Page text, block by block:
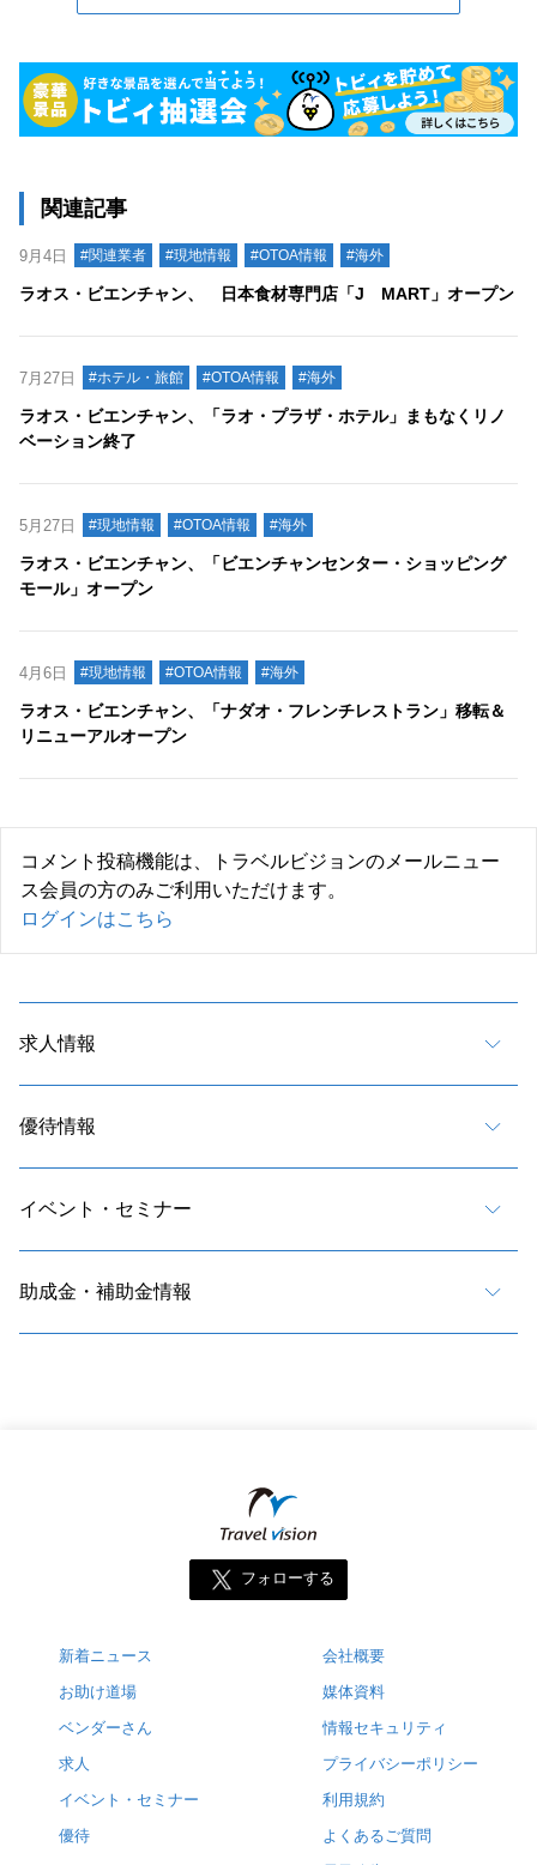
関連記事
9月4日 #関連業者 #現地情報 #OTOA情報 #海外
ラオス・ビエンチャン、 日本食材専門店「J MART」オープン
7月27日 #ホテル・旅館 #OTOA情報 #海外
ラオス・ビエンチャン、「ラオ・プラザ・ホテル」まもなくリノ
ベーション終了
5月27日 #現地情報 #OTOA情報 #海外
ラオス・ビエンチャン、「ビエンチャンセンター・ショッピング
モール」オープン
4月6日 #現地情報 #OTOA情報 #海外
ラオス・ビエンチャン、「ナダオ・フレンチレストラン」移転＆
リニューアルオープン
コメント投稿機能は、トラベルビジョンのメールニュー
ス会員の方のみご利用いただけます。
ログインはこちら
求人情報
優待情報
イベント・セミナー
助成金・補助金情報
フォローする
新着ニュース
お助け道場
ベンダーさん
求人
イベント・セミナー
優待
会社概要
媒体資料
情報セキュリティ
プライバシーポリシー
利用規約
よくあるご質問